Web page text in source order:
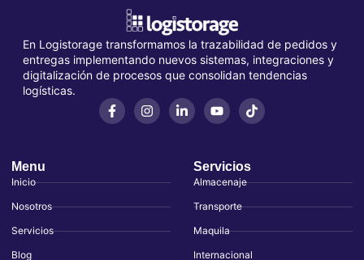
En Logistorage transformamos la trazabilidad de pedidos y
entregas implementando nuevos sistemas, integraciones y
digitalización de procesos que consolidan tendencias
logísticas.
Menu
Inicio
Nosotros
Servicios
Blog
Servicios
Almacenaje
Transporte
Maquila
Internacional